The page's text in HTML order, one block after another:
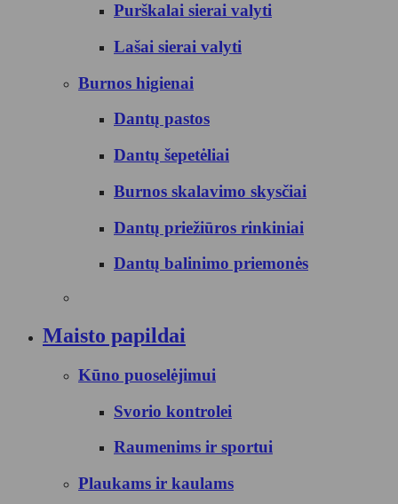
Purškalai sierai valyti
Lašai sierai valyti
Burnos higienai
Dantų pastos
Dantų šepetėliai
Burnos skalavimo skysčiai
Dantų priežiūros rinkiniai
Dantų balinimo priemonės
Maisto papildai
Kūno puoselėjimui
Svorio kontrolei
Raumenims ir sportui
Plaukams ir kaulams